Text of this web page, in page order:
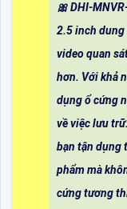
🎀 DHI-
2.5 inch
video quan
hơn. Với khả
dụng ổ cứng
về việc lưu
bạn tận dụng
phẩm mà
cứng tương